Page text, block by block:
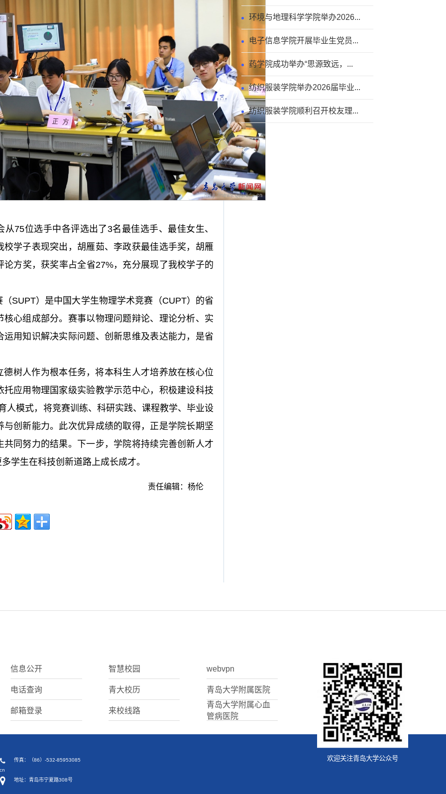
环境与地理科学学院举办2026...
电子信息学院开展毕业生党员...
药学院成功举办“思源致远，...
纺织服装学院举办2026届毕业...
纺织服装学院顺利召开校友理...
75位选手中各评选出了3名最佳选手、最佳女生、
学子表现突出，胡雁茹、李政获最佳选手奖，胡雁
方奖，获奖率占全省27%，充分展现了我校学子的
SUPT）是中国大学生物理学术竞赛（CUPT）的省
心组成部分。赛事以物理问题辩论、理论分析、实
用知识解决实际问题、创新思维及表达能力，是省
树人作为根本任务，将本科生人才培养放在核心位
应用物理国家级实验教学示范中心，积极建设科技
人模式，将竞赛训练、科研实践、课程教学、毕业设
创新能力。此次优异成绩的取得，正是学院长期坚
同努力的结果。下一步，学院将持续完善创新人才
学生在科技创新道路上成长成才。
责任编辑：杨伦
信息公开 智慧校园 webvpn
电话查询 青大校历 青岛大学附属医院
邮箱登录 来校线路
青岛大学附属心血
管病医院
欢迎关注青岛大学公众号
传真：（86）-532-85953085
地址：青岛市宁夏路308号